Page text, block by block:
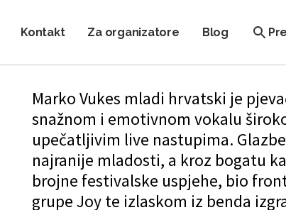
Kontakt Za organizatore Blog
Marko Vukes mladi hrvatski je
snažnom i emotivnom vokalu
upečatljivim live nastupima.
najranije mladosti, a kroz bogatu
brojne festivalske uspjehe, bio
grupe Joy te izlaskom iz benda